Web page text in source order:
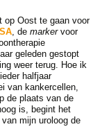
op Oost te gaan voor
, de markervoor
geleden gestopt
weer terug. Hoe ik
halfjaar
van kankercellen,
de plaats van de
is, begint het
mijn uroloog de